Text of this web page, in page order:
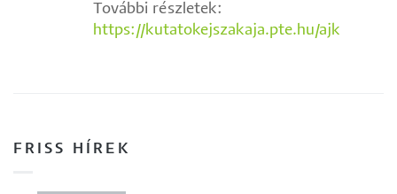
További részletek:
https://kutatokejszakaja.pte.hu/ajk
FRISS HÍREK